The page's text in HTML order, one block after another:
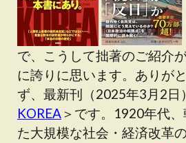
で、こうして拙著のご紹介
に誇りに思います。ありが
ず、最新刊（2025年3月2日
KOREA＞です。1920年代
た大規模な社会・経済改革